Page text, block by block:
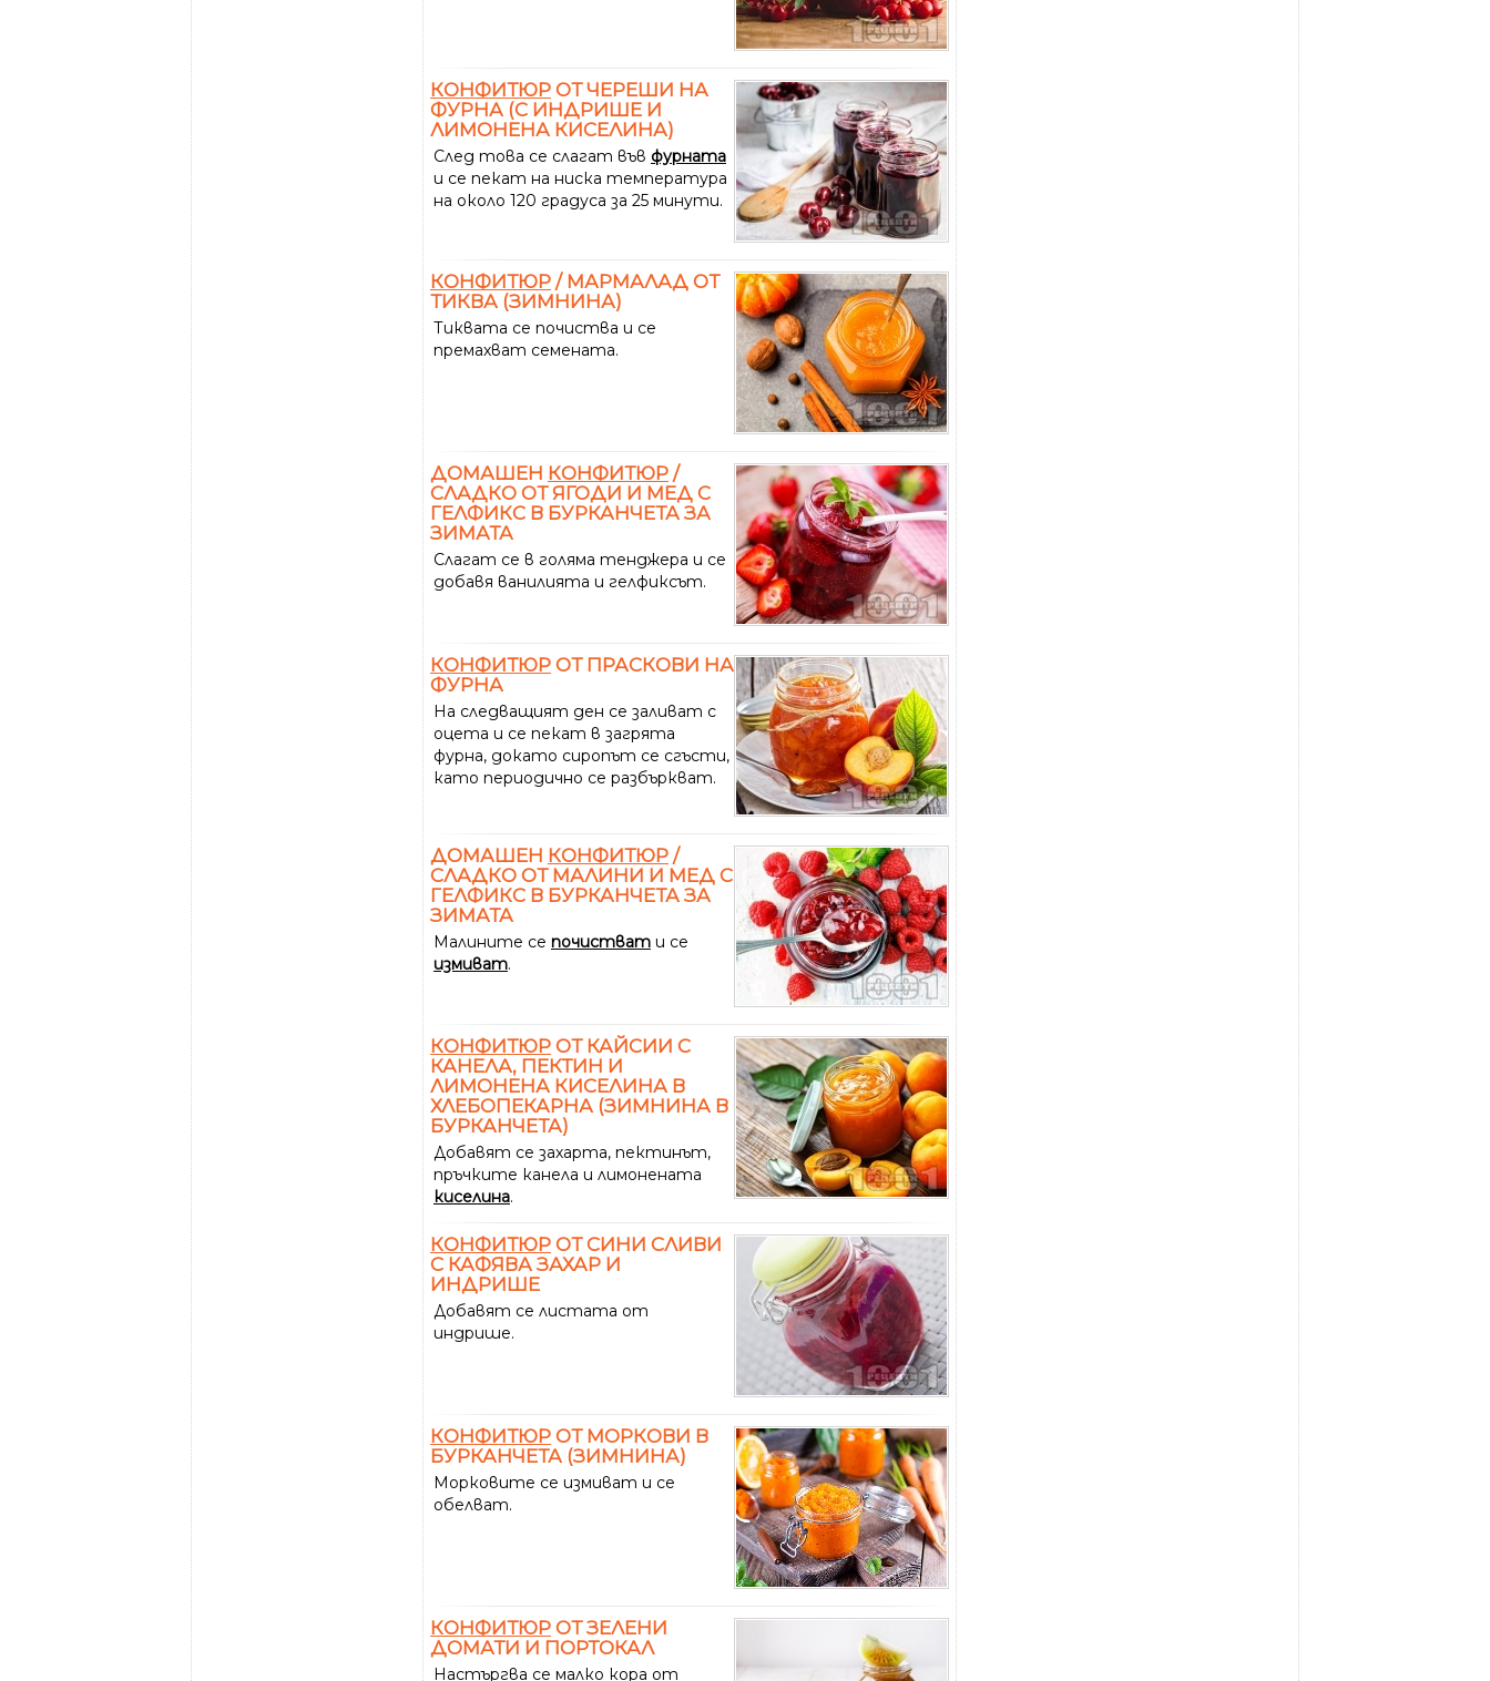
КОНФИТЮР ОТ ЧЕРЕШИ НА
ФУРНА (С ИНДРИШЕ И
ЛИМОНЕНА КИСЕЛИНА)
След това се слагат във фурната
и се пекат на ниска температура
на около 120 градуса за 25 минути.
КОНФИТЮР / МАРМАЛАД ОТ
ТИКВА (ЗИМНИНА)
Тиквата се почиства и се
премахват семената.
ДОМАШЕН КОНФИТЮР /
СЛАДКО ОТ ЯГОДИ И МЕД С
ГЕЛФИКС В БУРКАНЧЕТА ЗА
ЗИМАТА
Слагат се в голяма тенджера и се
добавя ванилията и гелфиксът.
КОНФИТЮР ОТ ПРАСКОВИ НА
ФУРНА
На следващият ден се заливат с
оцета и се пекат в загрята
фурна, докато сиропът се сгъсти,
като периодично се разбъркват.
ДОМАШЕН КОНФИТЮР /
СЛАДКО ОТ МАЛИНИ И МЕД С
ГЕЛФИКС В БУРКАНЧЕТА ЗА
ЗИМАТА
Малините се почистват и се
измиват.
КОНФИТЮР ОТ КАЙСИИ С
КАНЕЛА, ПЕКТИН И
ЛИМОНЕНА КИСЕЛИНА В
ХЛЕБОПЕКАРНА (ЗИМНИНА В
БУРКАНЧЕТА)
Добавят се захарта, пектинът,
пръчките канела и лимонената
киселина.
КОНФИТЮР ОТ СИНИ СЛИВИ
С КАФЯВА ЗАХАР И
ИНДРИШЕ
Добавят се листата от
индрише.
КОНФИТЮР ОТ МОРКОВИ В
БУРКАНЧЕТА (ЗИМНИНА)
Морковите се измиват и се
обелват.
КОНФИТЮР ОТ ЗЕЛЕНИ
ДОМАТИ И ПОРТОКАЛ
Настъргва се малко кора от